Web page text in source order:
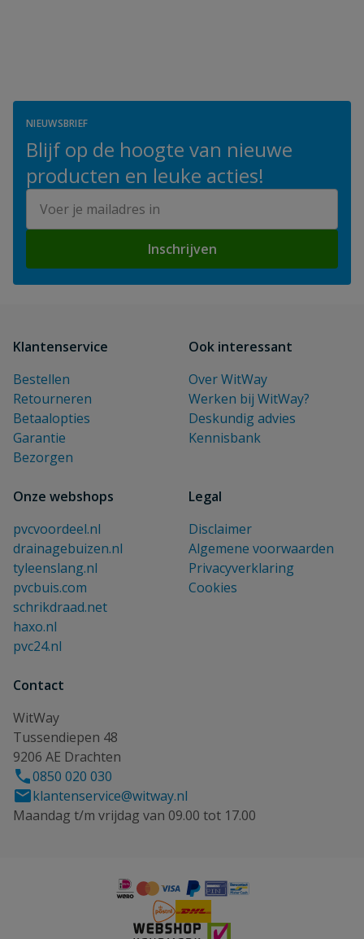
NIEUWSBRIEF
Blijf op de hoogte van nieuwe
producten en leuke acties!
Inschrijven
Klantenservice
Bestellen
Retourneren
Betaalopties
Garantie
Bezorgen
Ook interessant
Over WitWay
Werken bij WitWay?
Deskundig advies
Kennisbank
Onze webshops
pvcvoordeel.nl
drainagebuizen.nl
tyleenslang.nl
pvcbuis.com
schrikdraad.net
haxo.nl
pvc24.nl
Legal
Disclaimer
Algemene voorwaarden
Privacyverklaring
Cookies
Contact
WitWay
Tussendiepen 48
9206 AE Drachten
0850 020 030
klantenservice@witway.nl
Maandag t/m vrijdag van 09.00 tot 17.00